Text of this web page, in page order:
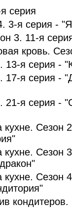
серия
3-я серия -
3. 11-я
кровь.
я серия -
17-я серия -
я серия -
Сезон
Сезон
Сезон